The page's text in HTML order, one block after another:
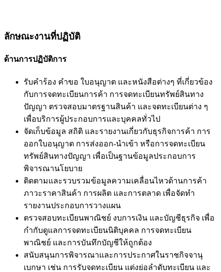
ลักษณะงานที่ปฏิบัติ
ด้านการปฏิบัติการ
รับคำร้อง คำขอ ใบอนุญาต และหนังสือต่างๆ ที่เกี่ยวข้อง
กับการจดทะเบียนการค้า การจดทะเบียนทรัพย์สินทาง
ปัญญา ตรวจสอบมาตรฐานสินค้า และจดทะเบียนต่าง ๆ
เพื่อบริการผู้ประกอบการและบุคคลทั่วไป
จัดเก็บข้อมูล สถิติ และรายงานเกี่ยวกับธุรกิจการค้า การ
ออกใบอนุญาต การส่งออก-นำเข้า หรือการจดทะเบียน
ทรัพย์สินทางปัญญา เพื่อเป็นฐานข้อมูลประกอบการ
พิจารณานโยบาย
ติดตามและรวบรวมข้อมูลความเคลื่อนไหวด้านการค้า
ภาวะราคาสินค้า การผลิต และการตลาด เพื่อจัดทำ
รายงานประกอบการวางแผน
ตรวจสอบทะเบียนพาณิชย์ งบการเงิน และบัญชีธุรกิจ เพื่อ
กำกับดูแลการจดทะเบียนนิติบุคคล การจดทะเบียน
พาณิชย์ และการบันทึกบัญชีให้ถูกต้อง
สนับสนุนการพิจารณาและการประกาศในราชกิจจานุ
เบกษา เช่น การรับจดทะเบียน แต่งย่อลำดับทะเบียน และ